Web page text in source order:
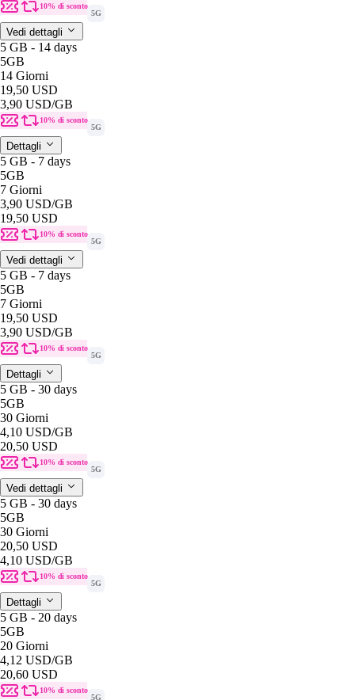
10% di sconto
5G
Vedi dettagli
5 GB - 14 days
5GB
14 Giorni
19,50 USD
3,90 USD/GB
10% di sconto
5G
Dettagli
5 GB - 7 days
5GB
7 Giorni
3,90 USD/GB
19,50 USD
10% di sconto
5G
Vedi dettagli
5 GB - 7 days
5GB
7 Giorni
19,50 USD
3,90 USD/GB
10% di sconto
5G
Dettagli
5 GB - 30 days
5GB
30 Giorni
4,10 USD/GB
20,50 USD
10% di sconto
5G
Vedi dettagli
5 GB - 30 days
5GB
30 Giorni
20,50 USD
4,10 USD/GB
10% di sconto
5G
Dettagli
5 GB - 20 days
5GB
20 Giorni
4,12 USD/GB
20,60 USD
10% di sconto
5G